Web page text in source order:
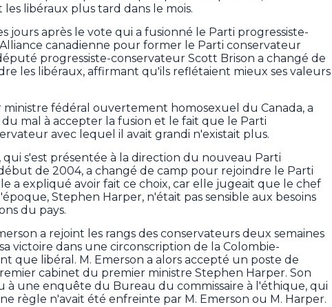
libéraux plus tard dans le mois.
jours après le vote qui a fusionné le Parti progressiste-
canadienne pour former le Parti conservateur
progressiste-conservateur Scott Brison a changé de
les libéraux, affirmant qu'ils reflétaient mieux ses valeurs
ministre fédéral ouvertement homosexuel du Canada, a
mal à accepter la fusion et le fait que le Parti
avec lequel il avait grandi n'existait plus.
qui s'est présentée à la direction du nouveau Parti
de 2004, a changé de camp pour rejoindre le Parti
a expliqué avoir fait ce choix, car elle jugeait que le chef
Stephen Harper, n'était pas sensible aux besoins
du pays.
a rejoint les rangs des conservateurs deux semaines
victoire dans une circonscription de la Colombie-
que libéral. M. Emerson a alors accepté un poste de
cabinet du premier ministre Stephen Harper. Son
à une enquête du Bureau du commissaire à l'éthique, qui
règle n'avait été enfreinte par M. Emerson ou M. Harper.